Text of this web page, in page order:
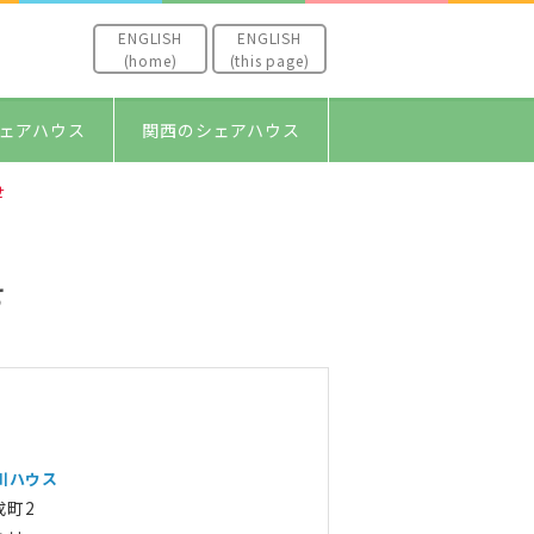
ENGLISH
(home)
ENGLISH
(this page)
アハウス 関西のシェアハウス
ハウス
町2